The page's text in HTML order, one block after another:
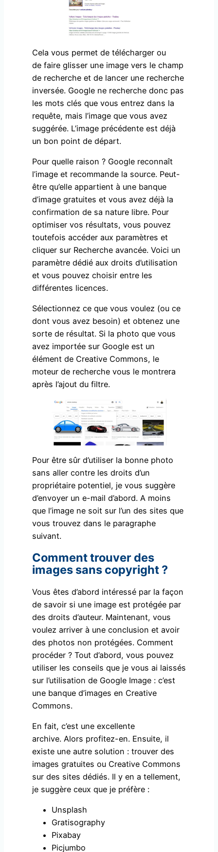
Cela vous permet de télécharger ou
de faire glisser une image vers le champ
de recherche et de lancer une recherche
inversée. Google ne recherche donc pas
les mots clés que vous entrez dans la
requête, mais l’image que vous avez
suggérée. L’image précédente est déjà
un bon point de départ.
Pour quelle raison ? Google reconnaît
l’image et recommande la source. Peut-
être qu’elle appartient à une banque
d’image gratuites et vous avez déjà la
confirmation de sa nature libre. Pour
optimiser vos résultats, vous pouvez
toutefois accéder aux paramètres et
cliquer sur Recherche avancée. Voici un
paramètre dédié aux droits d’utilisation
et vous pouvez choisir entre les
différentes licences.
Sélectionnez ce que vous voulez (ou ce
dont vous avez besoin) et obtenez une
sorte de résultat. Si la photo que vous
avez importée sur Google est un
élément de Creative Commons, le
moteur de recherche vous le montrera
après l’ajout du filtre.
Pour être sûr d’utiliser la bonne photo
sans aller contre les droits d’un
propriétaire potentiel, je vous suggère
d’envoyer un e-mail d’abord. A moins
que l’image ne soit sur l’un des sites que
vous trouvez dans le paragraphe
suivant.
Comment trouver des
images sans copyright ?
Vous êtes d’abord intéressé par la façon
de savoir si une image est protégée par
des droits d’auteur. Maintenant, vous
voulez arriver à une conclusion et avoir
des photos non protégées. Comment
procéder ? Tout d’abord, vous pouvez
utiliser les conseils que je vous ai laissés
sur l’utilisation de Google Image : c’est
une banque d’images en Creative
Commons.
En fait, c’est une excellente
archive. Alors profitez-en. Ensuite, il
existe une autre solution : trouver des
images gratuites ou Creative Commons
sur des sites dédiés. Il y en a tellement,
je suggère ceux que je préfère :
Unsplash
Gratisography
Pixabay
Picjumbo